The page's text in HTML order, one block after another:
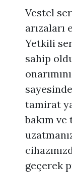
Vestel
arızaları
Yetkili
sahip
tamirat
bakım
geçerek